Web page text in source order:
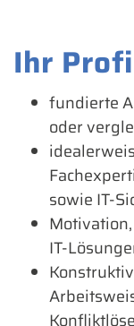
Ihr
fundierte
oder
sowie IT-
IT-